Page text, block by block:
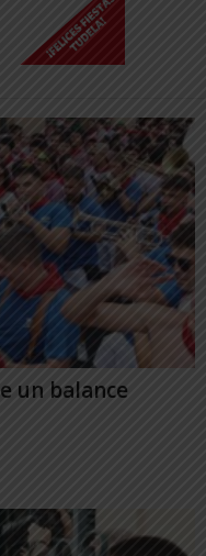
un balance